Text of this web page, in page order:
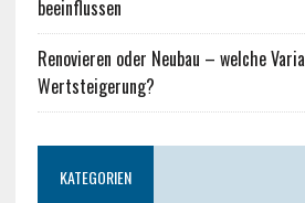
beeinflussen
Renovieren oder Neubau – welche
Wertsteigerung?
KATEGORIEN